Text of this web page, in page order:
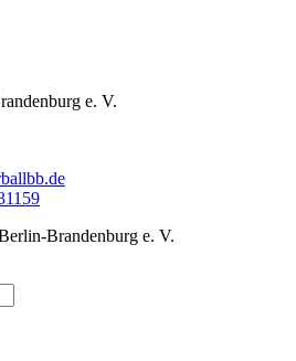
e. V.
Brandenburg e. V.